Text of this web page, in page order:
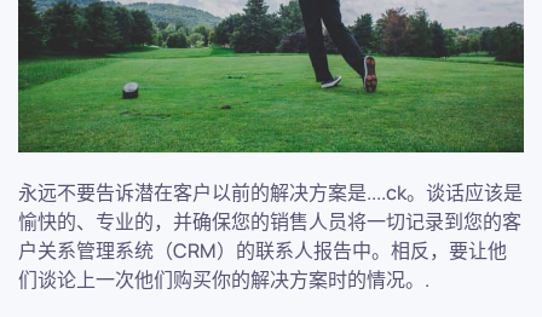
永远不要告诉潜在客户以前的解决方案是....ck。谈话应该是
愉快的、专业的，并确保您的销售人员将一切记录到您的客
户关系管理系统（CRM）的联系人报告中。相反，要让他
们谈论上一次他们购买你的解决方案时的情况。.